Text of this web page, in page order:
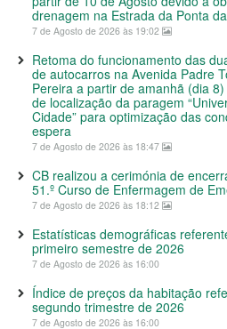
drenagem na Estrada da Ponta
7 de Agosto de 2026 às 19:02
Retoma do funcionamento das
de autocarros na Avenida Padre
Pereira a partir de amanhã (dia
de localização da paragem
Cidade” para optimização das
espera
7 de Agosto de 2026 às 18:47
CB realizou a cerimónia de
51.º Curso de Enfermagem de
7 de Agosto de 2026 às 18:12
Estatísticas demográficas
primeiro semestre de 2026
7 de Agosto de 2026 às 16:00
Índice de preços da habitação
segundo trimestre de 2026
7 de Agosto de 2026 às 16:00